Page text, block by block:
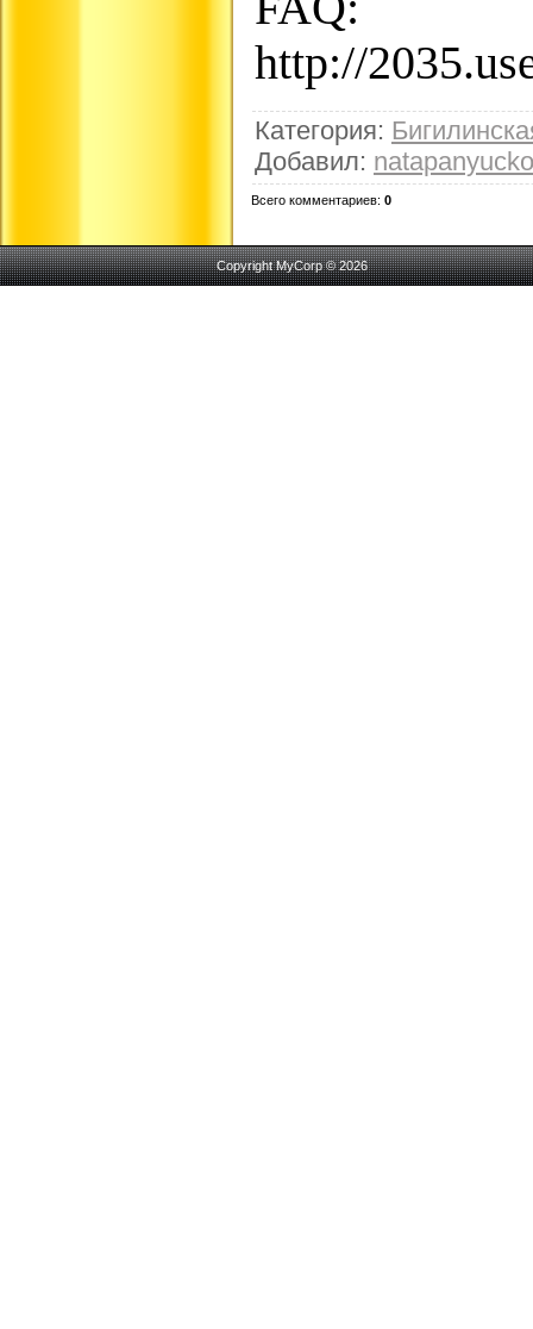
http://
Категория:
Добавил:
Всего комментариев: 0
Copyright MyCorp © 2026